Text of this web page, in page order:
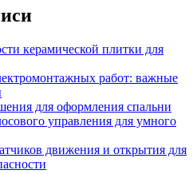
керамической плитки для
работ: важные
для оформления спальни
управления для умного
движения и открытия для